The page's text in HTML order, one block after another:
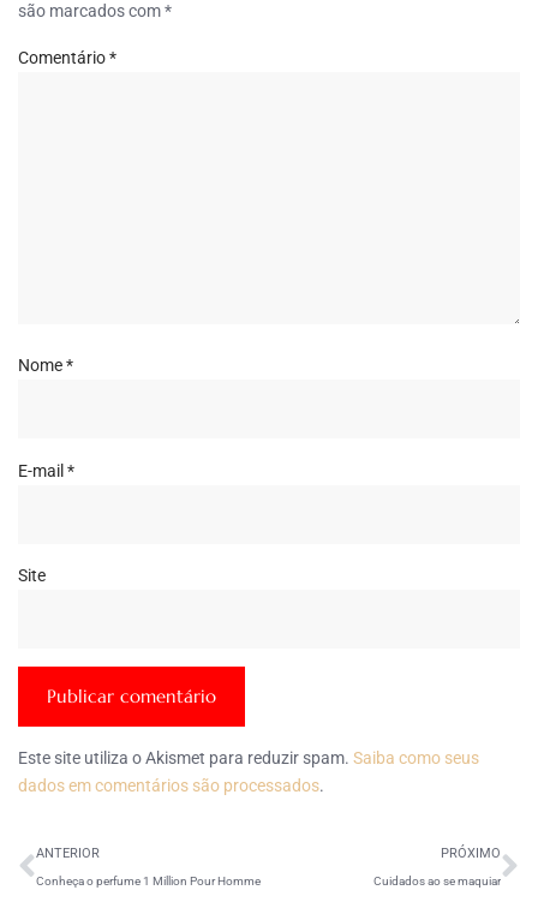
são marcados com*
Comentário*
Nome*
E-mail *
Site
Este site utiliza o Akismet para reduzir spam. Saiba como seus
dados em comentários são processados.
ANTERIOR
Conheça o perfume 1 Million Pour Homme
PRÓXIMO
Cuidados ao se maquiar